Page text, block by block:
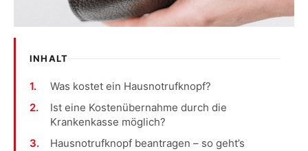
INHALT
Was kostet ein Hausnotrufknopf?
Ist eine Kostenübernahme durch die
Krankenkasse möglich?
Hausnotrufknopf beantragen – so geht’s